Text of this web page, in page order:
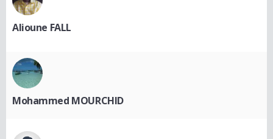
Alioune FALL
Mohammed MOURCHID